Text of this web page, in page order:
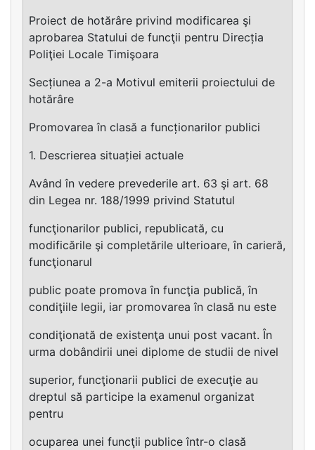
Proiect de hotărâre privind modificarea şi
aprobarea Statului de funcţii pentru Direcția
Poliţiei Locale Timişoara
Secțiunea a 2-a Motivul emiterii proiectului de
hotărâre
Promovarea în clasă a funcționarilor publici
1. Descrierea situației actuale
Având în vedere prevederile art. 63 şi art. 68
din Legea nr. 188/1999 privind Statutul
funcţionarilor publici, republicată, cu
modificările şi completările ulterioare, în carieră,
funcţionarul
public poate promova în funcţia publică, în
condiţiile legii, iar promovarea în clasă nu este
condiţionată de existenţa unui post vacant. În
urma dobândirii unei diplome de studii de nivel
superior, funcţionarii publici de execuţie au
dreptul să participe la examenul organizat
pentru
ocuparea unei funcţii publice într-o clasă